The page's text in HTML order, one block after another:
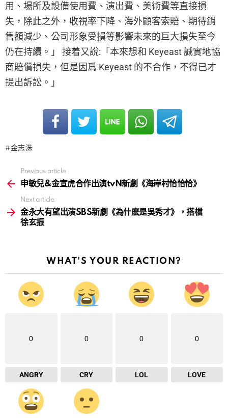
用、場所及設備使用費、演出費、美術費等直接損
失，除此之外，收視率下降、海外顧客索賠、期待銷
售額減少、公司形象受損等影響未來的巨大損失至今
仍在持續。」 接着又說:「本來想和 Keyeast 誠實地協
商賠償損失，但是因爲 Keyeast 的不合作，不得已才
提出訴訟。」
金志洙
more
Previous article
申敏兒&金宣虎合作出演tvN新劇《海岸村恰恰恰》
Next article
金永大有望出演SBS新劇《為什麽是吳秀才》，搭檔
徐玄振
WHAT'S YOUR REACTION?
0
ANGRY
0
CRY
0
LOL
0
LOVE